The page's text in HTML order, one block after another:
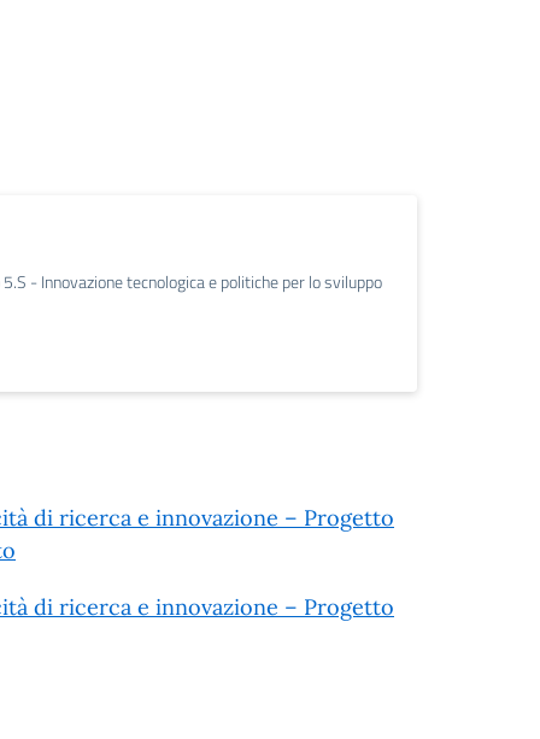
- Innovazione tecnologica e politiche per lo sviluppo
di ricerca e innovazione – Progetto
di ricerca e innovazione – Progetto